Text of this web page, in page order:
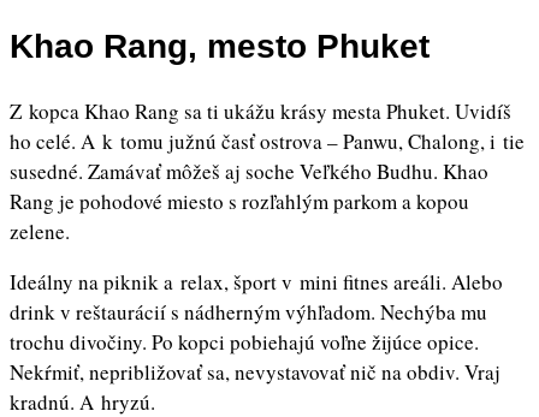
Khao Rang, mesto Phuket
Z kopca Khao Rang sa ti ukážu krásy mesta Phuket. Uvidíš
ho celé. A k tomu južnú časť ostrova – Panwu, Chalong, i tie
susedné. Zamávať môžeš aj soche Veľkého Budhu. Khao
Rang je pohodové miesto s rozľahlým parkom a kopou
zelene.
Ideálny na piknik a relax, šport v mini fitnes areáli. Alebo
drink v reštaurácií s nádherným výhľadom. Nechýba mu
trochu divočiny. Po kopci pobiehajú voľne žijúce opice.
Nekŕmiť, nepribližovať sa, nevystavovať nič na obdiv. Vraj
kradnú. A hryzú.